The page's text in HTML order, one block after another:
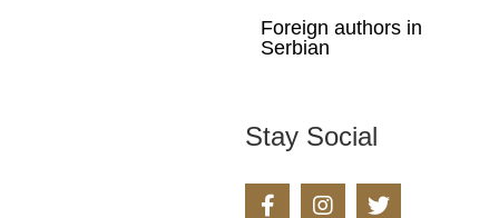
Foreign authors in
Serbian
Stay Social